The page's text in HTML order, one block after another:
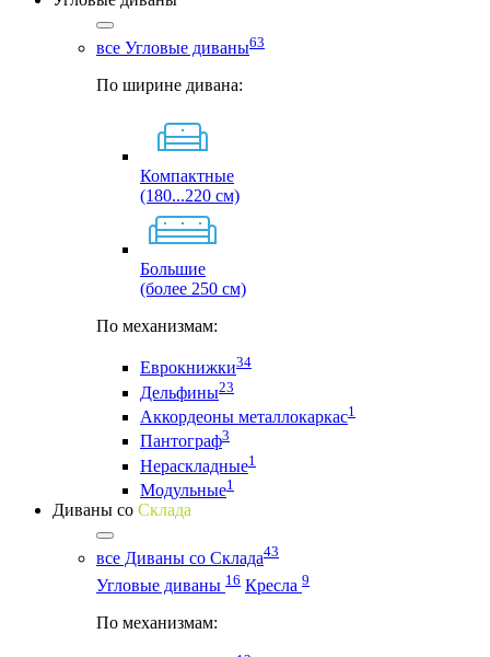
все Угловые диваны63
По ширине дивана:
Компактные
(180...220 см)
Большие
(более 250 см)
По механизмам:
Еврокнижки34
Дельфины23
Аккордеоны металлокаркас1
Пантограф3
Нераскладные1
Модульные1
Диваны со Склада
все Диваны со Склада43
Угловые диваны 16 Кресла 9
По механизмам: